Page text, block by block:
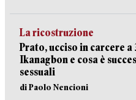
La ricostruzione
Prato, ucciso in carcere a
Ikanagbon e cosa è
sessuali
di Paolo Nencioni